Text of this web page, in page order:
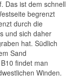
Das ist dem schnell
begrenzt
durch die
und sich daher
hat. Südlich
Sand
findet man
Winden.